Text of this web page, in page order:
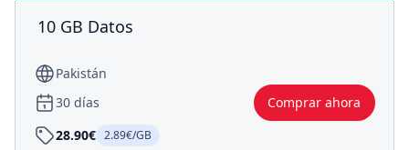
10 GB Datos
Pakistán
30 días
Comprar ahora
28.90€ 2.89€/GB